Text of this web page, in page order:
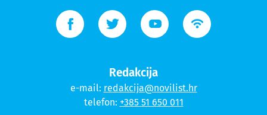
Redakcija
e-mail: redakcija@novilist.hr
telefon: +385 51 650 011